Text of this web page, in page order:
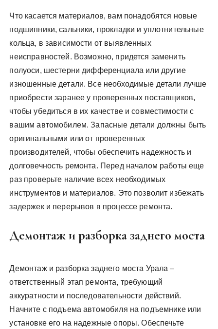
Что касается материалов, вам понадобятся новые
подшипники, сальники, прокладки и уплотнительные
кольца, в зависимости от выявленных
неисправностей. Возможно, придется заменить
полуоси, шестерни дифференциала или другие
изношенные детали. Все необходимые детали лучше
приобрести заранее у проверенных поставщиков,
чтобы убедиться в их качестве и совместимости с
вашим автомобилем. Запасные детали должны быть
оригинальными или от проверенных
производителей, чтобы обеспечить надежность и
долговечность ремонта. Перед началом работы еще
раз проверьте наличие всех необходимых
инструментов и материалов. Это позволит избежать
задержек и перерывов в процессе ремонта.
Демонтаж и разборка заднего моста
Демонтаж и разборка заднего моста Урала –
ответственный этап ремонта, требующий
аккуратности и последовательности действий.
Начните с подъема автомобиля на подъемнике или
установке его на надежные опоры. Обеспечьте